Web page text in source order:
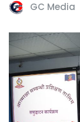
GC Media